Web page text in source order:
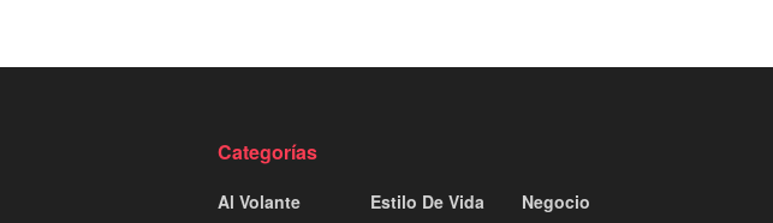
Categorías
Al Volante
Estilo De Vida
Negocio